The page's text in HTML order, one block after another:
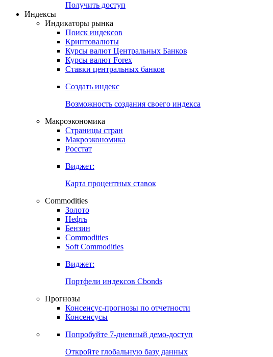
Получить доступ
Индексы
Индикаторы рынка
Поиск индексов
Криптовалюты
Курсы валют Центральных Банков
Курсы валют Forex
Ставки центральных банков
Создать индекс
Возможность создания своего индекса
Макроэкономика
Страницы стран
Макроэкономика
Росстат
Виджет:
Карта процентных ставок
Commodities
Золото
Нефть
Бензин
Commodities
Soft Commodities
Виджет:
Портфели индексов Cbonds
Прогнозы
Консенсус-прогнозы по отчетности
Консенсусы
Попробуйте 7-дневный демо-доступ
Откройте глобальную базу данных